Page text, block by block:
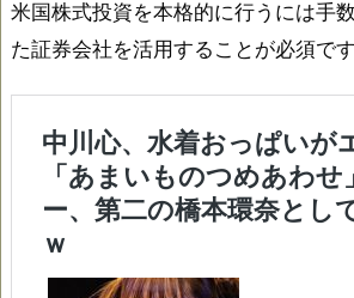
米国株式投資を本格的に行うには手
た証券会社を活用することが必須です